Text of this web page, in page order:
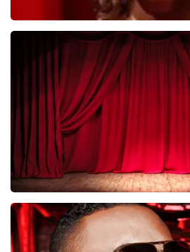
Esther van der Voort
laatste 30 minuten
BESTEL NU
Job Knoester
247laatste 30 minuten